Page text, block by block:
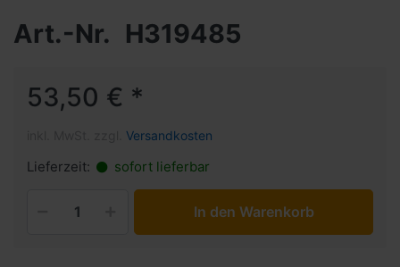
Art.-Nr. H319485
53,50 € *
Versandkosten
Lieferzeit: sofort lieferbar
In den Warenkorb